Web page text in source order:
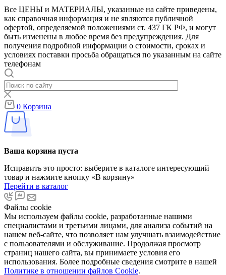
Все ЦЕНЫ и МАТЕРИАЛЫ, указанные на сайте приведены,
как справочная информация и не являются публичной
офертой, определяемой положениями ст. 437 ГК РФ, и могут
быть изменены в любое время без предупреждения. Для
получения подробной информации о стоимости, сроках и
условиях поставки просьба обращаться по указанным на сайте
телефонам
0 Корзина
Ваша корзина пуста
Исправить это просто: выберите в каталоге интересующий
товар и нажмите кнопку «В корзину»
Перейти в каталог
Файлы cookie
Мы используем файлы cookie, разработанные нашими
специалистами и третьими лицами, для анализа событий на
нашем веб-сайте, что позволяет нам улучшать взаимодействие
с пользователями и обслуживание. Продолжая просмотр
страниц нашего сайта, вы принимаете условия его
использования. Более подробные сведения смотрите в нашей
Политике в отношении файлов Cookie.